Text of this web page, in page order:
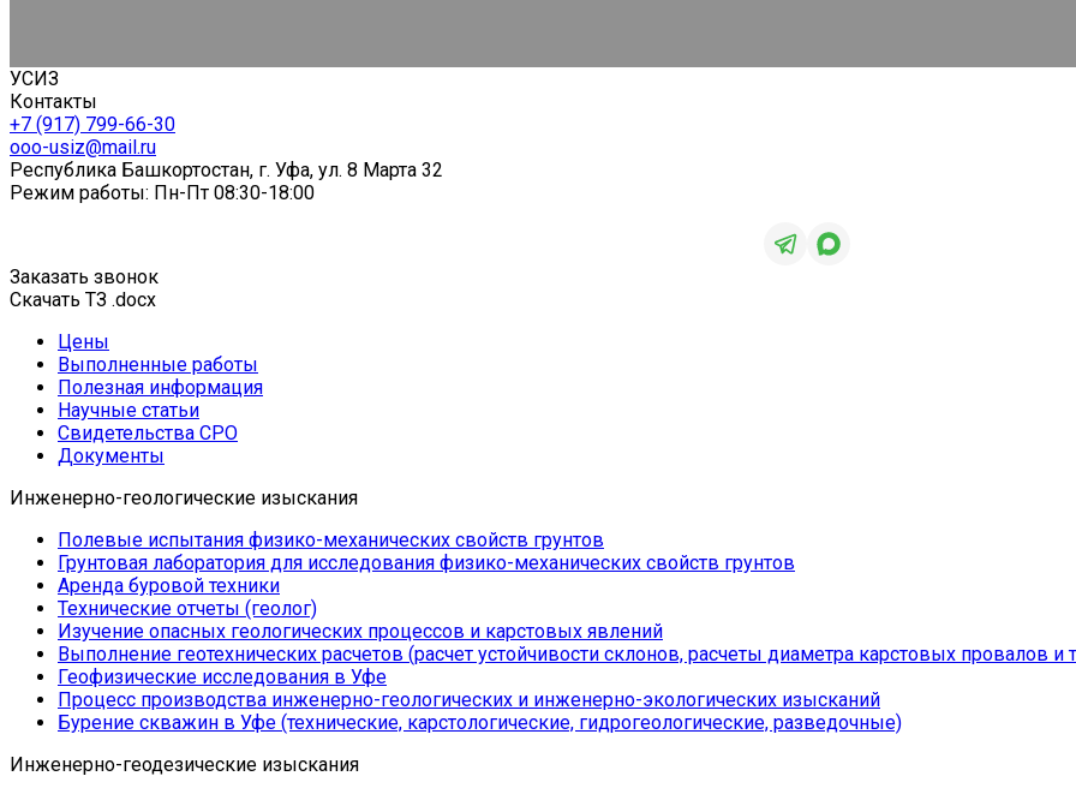
УСИЗ
Контакты
+7 (917) 799-66-30
ooo-usiz@mail.ru
Республика Башкортостан, г. Уфа, ул. 8 Марта 32
Режим работы: Пн-Пт 08:30-18:00
Заказать звонок
Скачать ТЗ .docx
Цены
Выполненные работы
Полезная информация
Научные статьи
Свидетельства СРО
Документы
Инженерно-геологические изыскания
Полевые испытания физико-механических свойств грунтов
Грунтовая лаборатория для исследования физико-механических свойств грунтов
Аренда буровой техники
Технические отчеты (геолог)
Изучение опасных геологических процессов и карстовых явлений
Выполнение геотехнических расчетов (расчет устойчивости склонов, расчеты диаметра карстовых провалов и
Геофизические исследования в Уфе
Процесс производства инженерно-геологических и инженерно-экологических изысканий
Бурение скважин в Уфе (технические, карстологические, гидрогеологические, разведочные)
Инженерно-геодезические изыскания